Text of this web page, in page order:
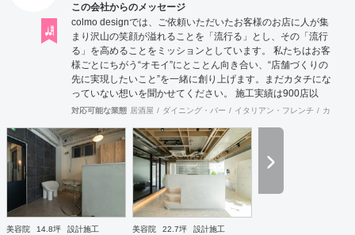
この会社からのメッセージ
colmo designでは、ご依頼いただいたお客様のお店に人が集
まり沢山の笑顔が溢れることを「流行る」とし、その「流行
る」を高めることをミッションとしています。 私たちは​​お客
様ごとにちがう“オモイ”にとことん向き合い、“店舗づくりの
先に実現したいこと”を一緒に創り上げます。まだカタチにな
っていない想いを聞かせてください。 施工実績は900店以
上。 グループ会社で直営美容室を13店舗を運営をしており
提案をいたします。 ◉サービス ①テナント紹介サポート ②顧
客ターゲット・マーケティング調査 ③資金調達サポート ④
美容業界専門のデザイン提案 ⑤自社施工 ⑥ブランディング
のための販促ツール ⑦お客様により沿ったアフターフォロー
まずはご相談やお話だけでも構いません。 お気軽にお問合せ
くださいませ！
対応可能な業態 居酒屋 ダイニング・バー イタリアン・フレンチ カフェ
美容院 14.8坪 設計施工 美容院 22.7坪 設計施工